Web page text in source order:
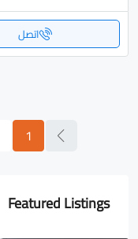
اتصل
1
Featured Listings